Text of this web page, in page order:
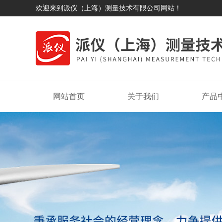
欢迎来到派仪（上海）测量技术有限公司网站！
网站首页 关于我们 产品